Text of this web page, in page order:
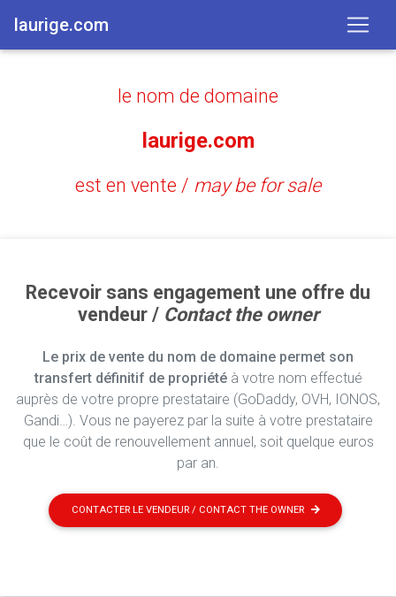
laurige.com
le nom de domaine
laurige.com
est en vente / may be for sale
Recevoir sans engagement une offre du
vendeur / Contact the owner
Le prix de vente du nom de domaine permet son
transfert définitif de propriétéà votre nom effectué
auprès de votre propre prestataire (GoDaddy, OVH, IONOS,
Gandi…). Vous ne payerez par la suite à votre prestataire
que le coût de renouvellement annuel, soit quelque euros
par an.
CONTACTER LE VENDEUR / CONTACT THE OWNER